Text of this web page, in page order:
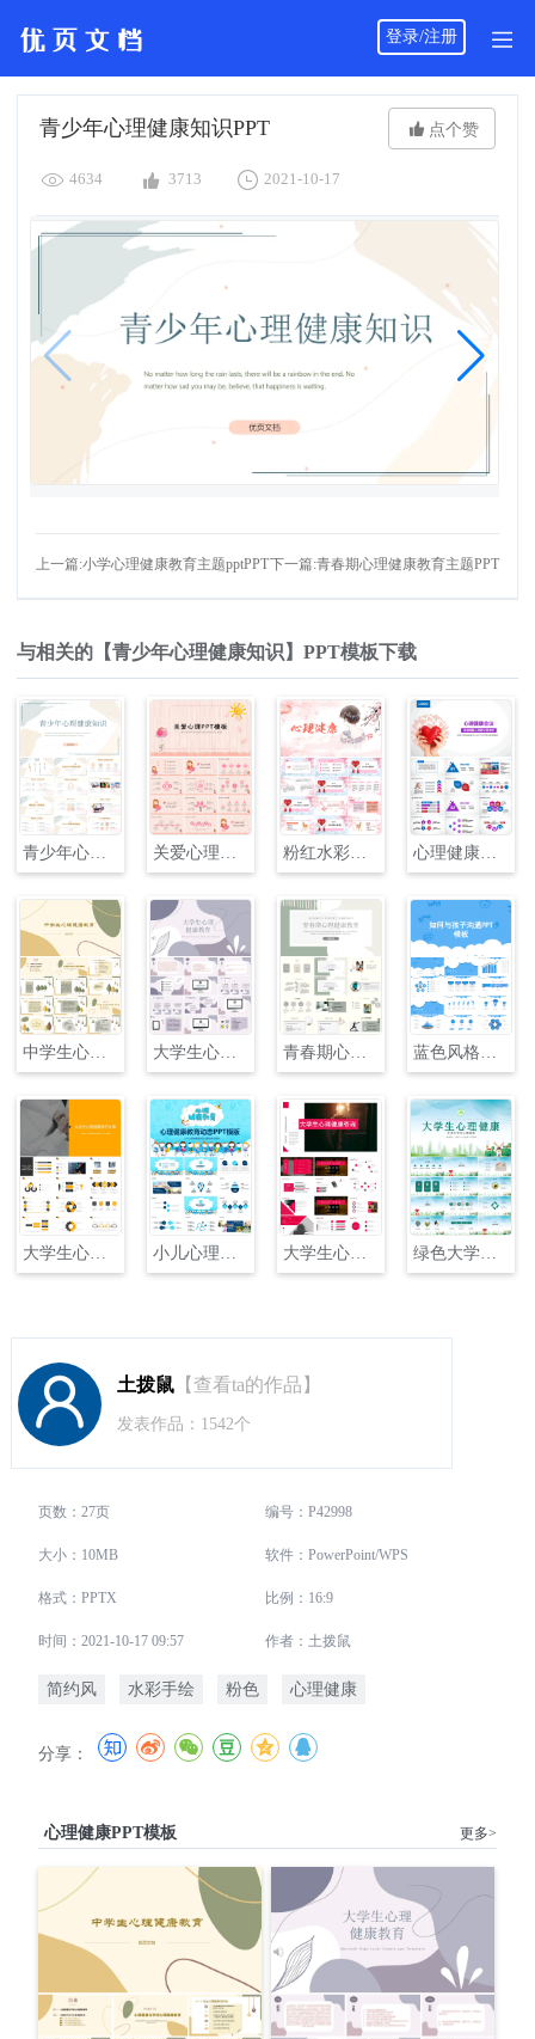
登录/注册
青少年心理健康知识PPT  点个赞
 4634  3713  2021-10-17
上一篇:小学心理健康教育主题pptPPT下一篇:青春期心理健康教育主题PPT
与相关的【青少年心理健康知识】PPT模板下载
青少年心理健康知识PPT 关爱心理健康主题PPT 粉红水彩风格心理健康PPT 心理健康会议培训PPT
中学生心理健康教育主题PPT 大学生心理健康教育主题PPT 青春期心理健康教育主题PPT 蓝色风格心理健康如何与孩子沟通主题PPT
大学生心理健康主题演讲PPT 大学生心理健康咨询主题演讲PPT
土拨鼠【查看ta的作品】
发表作品：1542个
页数：27页 编号：P42998
大小：10MB 软件：PowerPoint/WPS
格式：PPTX 比例：16:9
时间：2021-10-17 09:57 作者：土拨鼠
简约风 水彩手绘 粉色 心理健康
分享：
心理健康PPT模板 更多>